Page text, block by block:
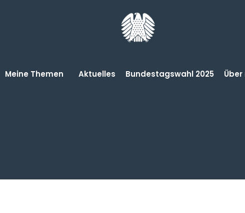
Meine Themen Aktuelles Bundestagswahl 2025